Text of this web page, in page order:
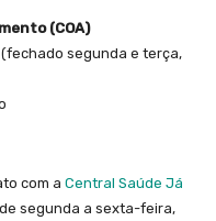
(COA)
segunda e terça,
com a Central Saúde Já
segunda a sexta-feira,